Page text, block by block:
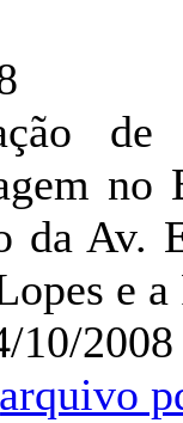
de
da Av.
e
10/2008